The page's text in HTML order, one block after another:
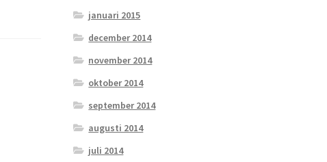
januari 2015
december 2014
november 2014
oktober 2014
september 2014
augusti 2014
juli 2014